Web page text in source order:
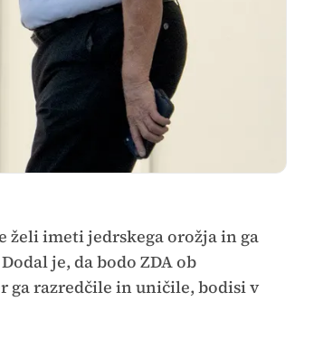
želi imeti jedrskega orožja in ga
je, da bodo ZDA ob
ga razredčile in uničile, bodisi v